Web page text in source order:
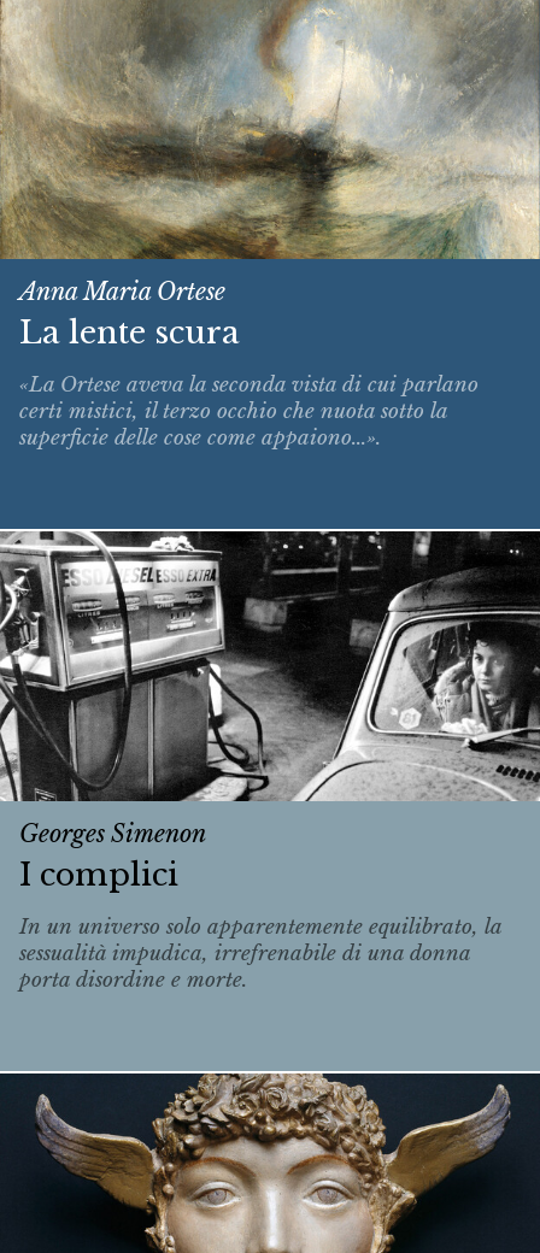
Anna Maria Ortese
La lente scura
«La Ortese aveva la seconda vista di cui parlano
certi mistici, il terzo occhio che nuota sotto la
superficie delle cose come appaiono...».
Georges Simenon
I complici
In un universo solo apparentemente equilibrato, la
sessualità impudica, irrefrenabile di una donna
porta disordine e morte.